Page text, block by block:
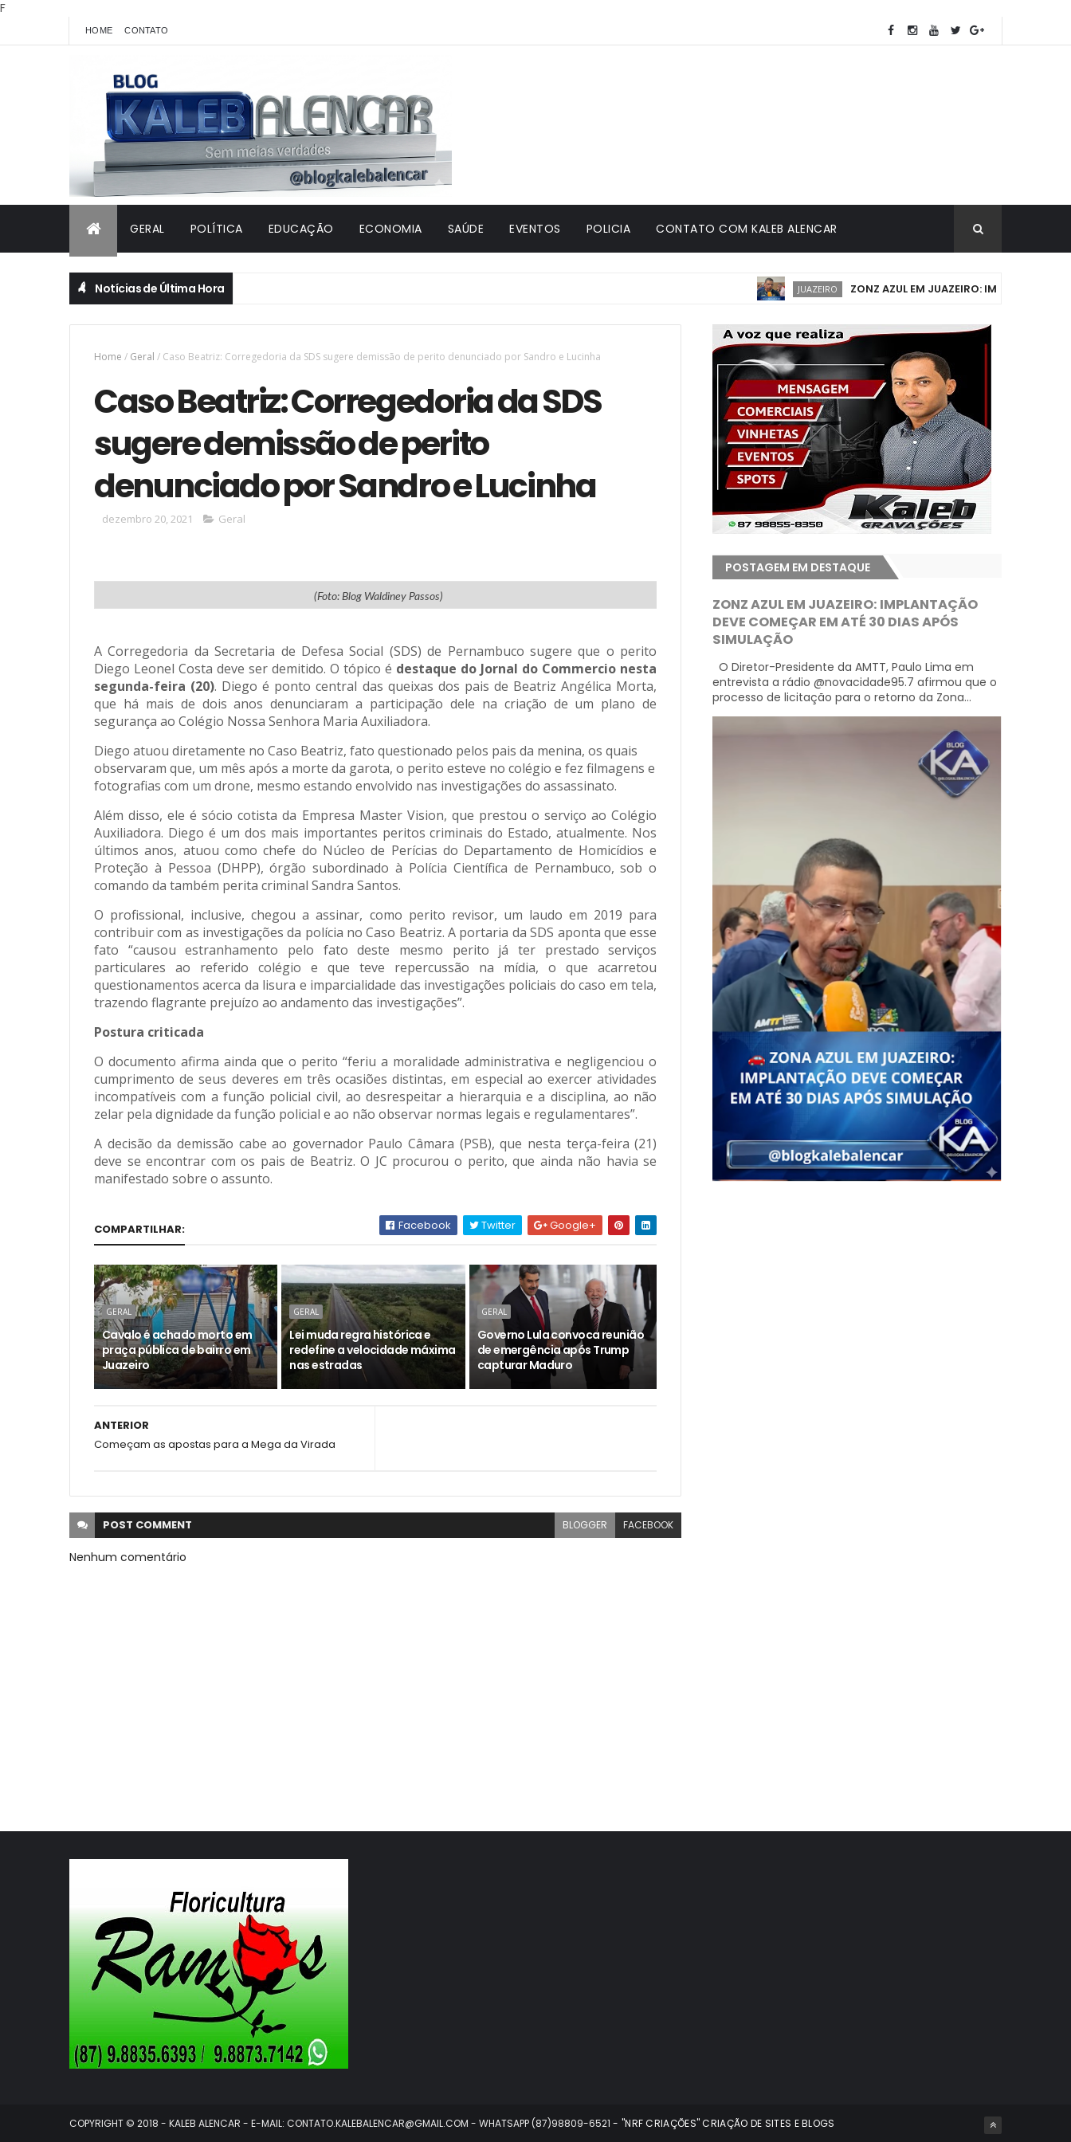
F
HOME CONTATO
GERAL POLÍTICA EDUCAÇÃO ECONOMIA SAÚDE EVENTOS POLICIA CONTATO COM KALEB ALENCAR
Notícias de Última Hora JUAZEIRO ZONZ AZUL EM JUAZEIRO: IMPLANTAÇÃO
Home / Geral / Caso Beatriz: Corregedoria da SDS sugere demissão de perito denunciado por Sandro e Lucinha
Caso Beatriz: Corregedoria da SDS
sugere demissão de perito
denunciado por Sandro e Lucinha
dezembro 20, 2021 Geral
(Foto: Blog Waldiney Passos)
A Corregedoria da Secretaria de Defesa Social (SDS) de Pernambuco sugere que o perito
Diego Leonel Costa deve ser demitido. O tópico é destaque do Jornal do Commercio nesta
segunda-feira (20). Diego é ponto central das queixas dos pais de Beatriz Angélica Morta,
que há mais de dois anos denunciaram a participação dele na criação de um plano de
segurança ao Colégio Nossa Senhora Maria Auxiliadora.
Diego atuou diretamente no Caso Beatriz, fato questionado pelos pais da menina, os quais
observaram que, um mês após a morte da garota, o perito esteve no colégio e fez filmagens e
fotografias com um drone, mesmo estando envolvido nas investigações do assassinato.
Além disso, ele é sócio cotista da Empresa Master Vision, que prestou o serviço ao Colégio
Auxiliadora. Diego é um dos mais importantes peritos criminais do Estado, atualmente. Nos
últimos anos, atuou como chefe do Núcleo de Perícias do Departamento de Homicídios e
Proteção à Pessoa (DHPP), órgão subordinado à Polícia Científica de Pernambuco, sob o
comando da também perita criminal Sandra Santos.
O profissional, inclusive, chegou a assinar, como perito revisor, um laudo em 2019 para
contribuir com as investigações da polícia no Caso Beatriz. A portaria da SDS aponta que esse
fato “causou estranhamento pelo fato deste mesmo perito já ter prestado serviços
particulares ao referido colégio e que teve repercussão na mídia, o que acarretou
questionamentos acerca da lisura e imparcialidade das investigações policiais do caso em tela,
trazendo flagrante prejuízo ao andamento das investigações”.
Postura criticada
O documento afirma ainda que o perito “feriu a moralidade administrativa e negligenciou o
cumprimento de seus deveres em três ocasiões distintas, em especial ao exercer atividades
incompatíveis com a função policial civil, ao desrespeitar a hierarquia e a disciplina, ao não
zelar pela dignidade da função policial e ao não observar normas legais e regulamentares”.
A decisão da demissão cabe ao governador Paulo Câmara (PSB), que nesta terça-feira (21)
deve se encontrar com os pais de Beatriz. O JC procurou o perito, que ainda não havia se
manifestado sobre o assunto.
COMPARTILHAR: Facebook Twitter Google+
GERAL
Cavalo é achado morto em
praça pública de bairro em
Juazeiro
GERAL
Lei muda regra histórica e
redefine a velocidade máxima
nas estradas
GERAL
Governo Lula convoca reunião
de emergência após Trump
capturar Maduro
ANTERIOR
Começam as apostas para a Mega da Virada
POST COMMENT BLOGGER FACEBOOK
Nenhum comentário
POSTAGEM EM DESTAQUE
ZONZ AZUL EM JUAZEIRO: IMPLANTAÇÃO
DEVE COMEÇAR EM ATÉ 30 DIAS APÓS
SIMULAÇÃO
O Diretor-Presidente da AMTT, Paulo Lima em
entrevista a rádio @novacidade95.7 afirmou que o
processo de licitação para o retorno da Zona...
COPYRIGHT © 2018 - KALEB ALENCAR - E-MAIL: CONTATO.KALEBALENCAR@GMAIL.COM - WHATSAPP (87)98809-6521 - "NRF CRIAÇÕES" CRIAÇÃO DE SITES E BLOGS